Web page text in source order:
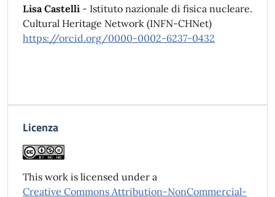
Lisa Castelli - Istituto nazionale di fisica nucleare.
Cultural Heritage Network (INFN-CHNet)
https://orcid.org/0000-0002-6237-0432
Licenza
This work is licensed under a
Creative Commons Attribution-NonCommercial-